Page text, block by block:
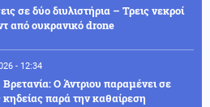
σε δύο διυλιστήρια – Τρεις νεκροί
από ουκρανικό drone
- 12:34
Βρετανία: Ο Άντριου παραμένει σε
κηδείας παρά την καθαίρεση